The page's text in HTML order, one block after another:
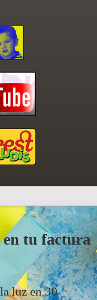
en tu factura
luz en 30